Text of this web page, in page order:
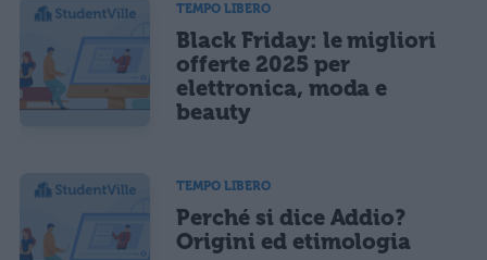
TEMPO LIBERO
Black Friday: le migliori
offerte 2025 per
elettronica, moda e
beauty
TEMPO LIBERO
Perché si dice Addio?
Origini ed etimologia